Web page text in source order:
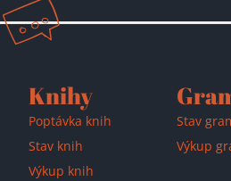
Knihy
Poptávka knih
Stav knih
Výkup knih
Stav
Výkup